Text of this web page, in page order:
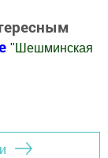
"Шешминская